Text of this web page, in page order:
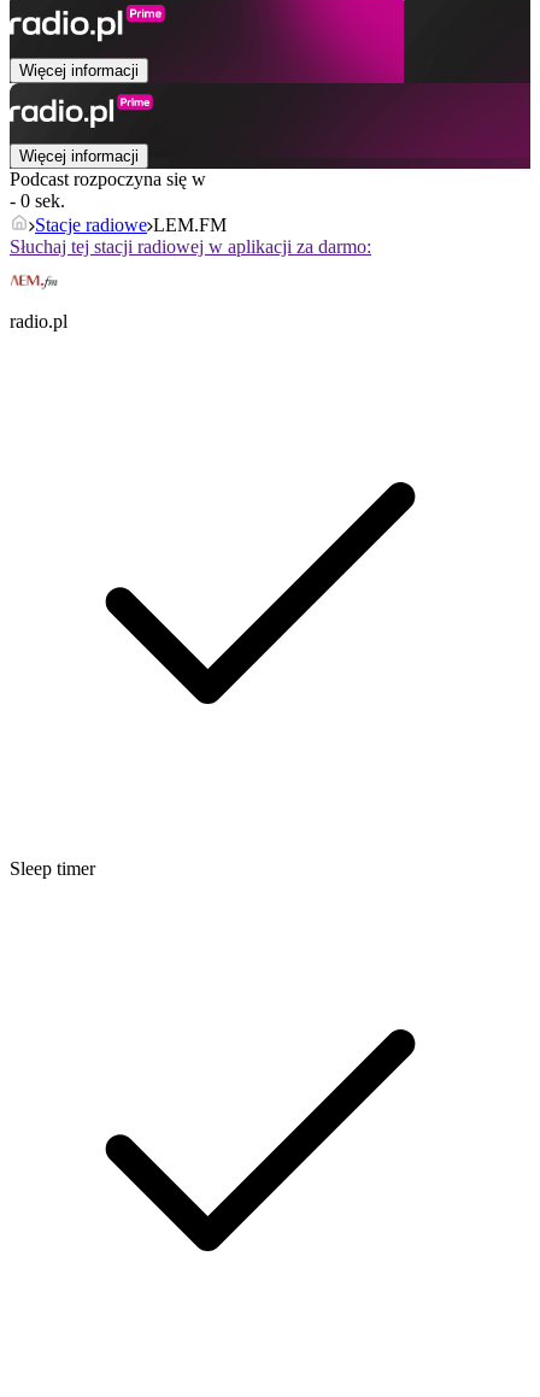
Więcej informacji
Więcej informacji
Podcast rozpoczyna się w
- 0 sek.
Stacje radiowe LEM.FM
Słuchaj tej stacji radiowej w aplikacji za darmo:
radio.pl
Sleep timer